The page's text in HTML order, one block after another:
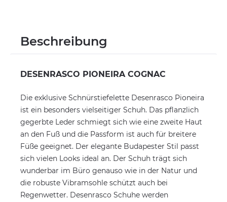
Beschreibung
DESENRASCO PIONEIRA COGNAC
Die exklusive Schnürstiefelette Desenrasco Pioneira
ist ein besonders vielseitiger Schuh. Das pflanzlich
gegerbte Leder schmiegt sich wie eine zweite Haut
an den Fuß und die Passform ist auch für breitere
Füße geeignet. Der elegante Budapester Stil passt
sich vielen Looks ideal an. Der Schuh trägt sich
wunderbar im Büro genauso wie in der Natur und
die robuste Vibramsohle schützt auch bei
Regenwetter. Desenrasco Schuhe werden